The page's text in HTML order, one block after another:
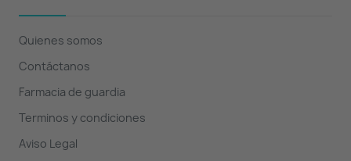
Quienes somos
Contáctanos
Farmacia de guardia
Terminos y condiciones
Aviso Legal